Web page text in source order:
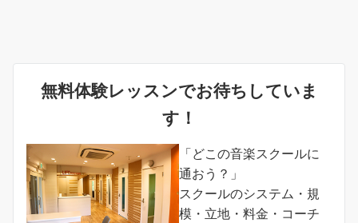
無料体験レッスンでお待ちしていま
す！
「どこの音楽スクールに
通おう？」
スクールのシステム・規
模・立地・料金・コーチ